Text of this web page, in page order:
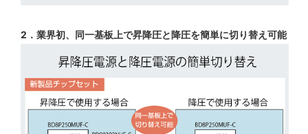
2．業界初、同一基板上で昇降圧と降圧を簡単に切り替え可能